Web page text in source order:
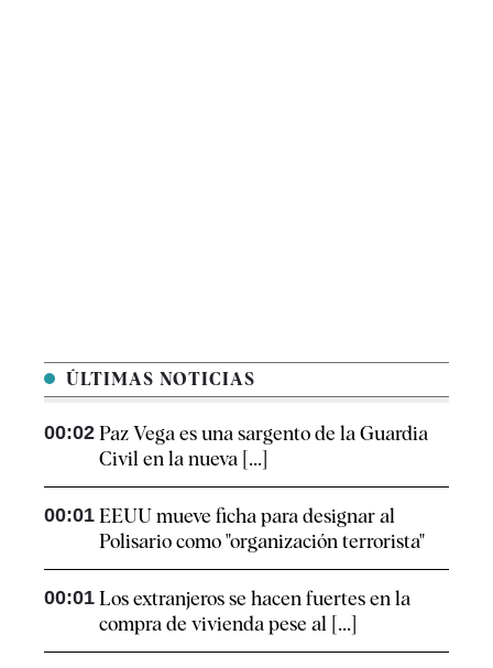
ÚLTIMAS NOTICIAS
00:02 Paz Vega es una sargento de la Guardia
Civil en la nueva [...]
00:01 EEUU mueve ficha para designar al
Polisario como "organización terrorista"
00:01 Los extranjeros se hacen fuertes en la
compra de vivienda pese al [...]